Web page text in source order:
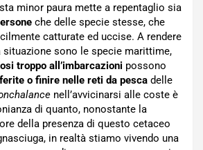
minor paura mette a repentaglio sia
che delle specie stesse, che
catturate ed uccise. A rendere
situazione sono le specie marittime,
troppo all’imbarcazioni possono
ferite o finire nelle reti da pesca delle
nell’avvicinarsi alle coste è
di quanto, nonostante la
della presenza di questo cetaceo
in realtà stiamo vivendo una